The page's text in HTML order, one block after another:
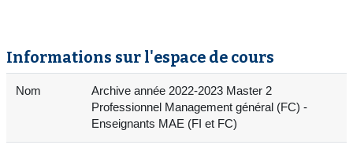
Informations sur l'espace de cours
Nom
Archive année 2022-2023 Master 2
Professionnel Management général (FC) -
Enseignants MAE (FI et FC)